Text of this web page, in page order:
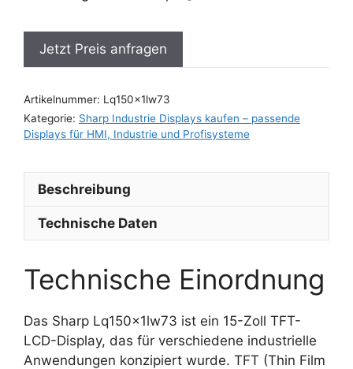
Jetzt Preis anfragen
Artikelnummer: Lq150x1lw73
Kategorie: Sharp Industrie Displays kaufen – passende
Displays für HMI, Industrie und Profisysteme
Beschreibung
Technische Daten
Technische Einordnung
Das Sharp Lq150x1lw73 ist ein 15-Zoll TFT-
LCD-Display, das für verschiedene industrielle
Anwendungen konzipiert wurde. TFT (Thin Film